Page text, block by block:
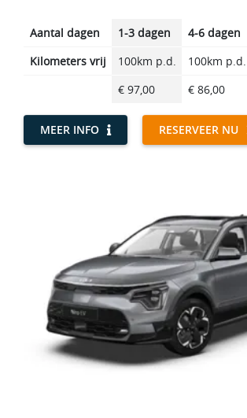
Aantal dagen 1-3 dagen 4-6 dagen
Kilometers vrij
100km p.d. 100km p.d.
€ 97,00
€ 86,00
MEER INFO RESERVEER NU